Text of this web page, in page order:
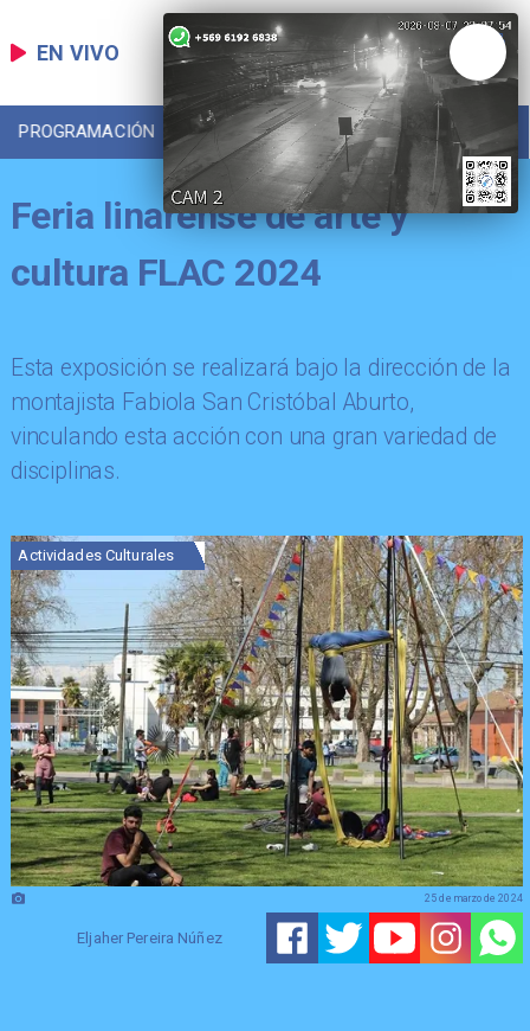
EN VIVO
PROGRAMACIÓN LOCAL DEPORTES
Feria linarense de arte y
cultura FLAC 2024
Esta exposición se realizará bajo la dirección de la
montajista Fabiola San Cristóbal Aburto,
vinculando esta acción con una gran variedad de
disciplinas.
Actividades Culturales
Eljaher Pereira Núñez
25 de marzo de 2024